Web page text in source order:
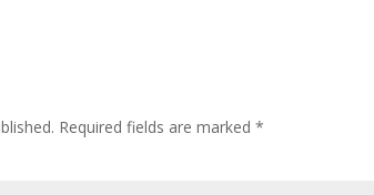
Required fields are marked*